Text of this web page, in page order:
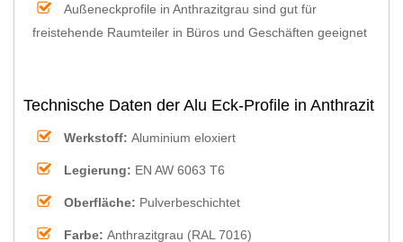
Außeneckprofile in Anthrazitgrau sind gut für
freistehende Raumteiler in Büros und Geschäften geeignet
Technische Daten der Alu Eck-Profile in Anthrazit
Werkstoff: Aluminium eloxiert
Legierung: EN AW 6063 T6
Oberfläche: Pulverbeschichtet
Farbe: Anthrazitgrau (RAL 7016)